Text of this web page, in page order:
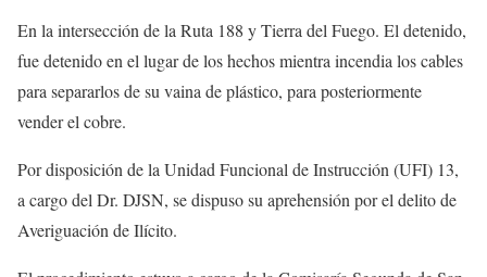
En la intersección de la Ruta 188 y Tierra del Fuego. El detenido,
fue detenido en el lugar de los hechos mientra incendia los cables
para separarlos de su vaina de plástico, para posteriormente
vender el cobre.
Por disposición de la Unidad Funcional de Instrucción (UFI) 13,
a cargo del Dr. DJSN, se dispuso su aprehensión por el delito de
Averiguación de Ilícito.